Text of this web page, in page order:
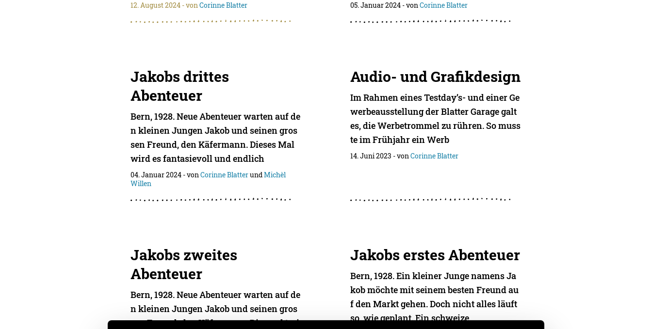
12. August 2024- vonCorinne Blatter 05. Januar 2024 - vonCorinne Blatter
Jakobs drittes
Abenteuer
Bern, 1928. Neue Abenteuer warten auf de
n kleinen Jungen Jakob und seinen gros
sen Freund, den Käfermann. Dieses Mal
wird es fantasievoll und endlich
04. Januar 2024- vonCorinne BlatterundMichèl
Willen
Audio- und Grafikdesign
Im Rahmen eines Testday’s- und einer Ge
werbeausstellung der Blatter Garage galt
es, die Werbetrommel zu rühren. So muss
te im Frühjahr ein Werb
14. Juni 2023 - vonCorinne Blatter
Jakobs zweites
Abenteuer
Bern, 1928. Neue Abenteuer warten auf de
n kleinen Jungen Jakob und seinen gros
sen Freund, den Käfermann. Diesmal trei
Jakobs erstes Abenteuer
Bern, 1928. Ein kleiner Junge namens Ja
kob möchte mit seinem besten Freund au
f den Markt gehen. Doch nicht alles läuft
so, wie geplant. Ein schweize